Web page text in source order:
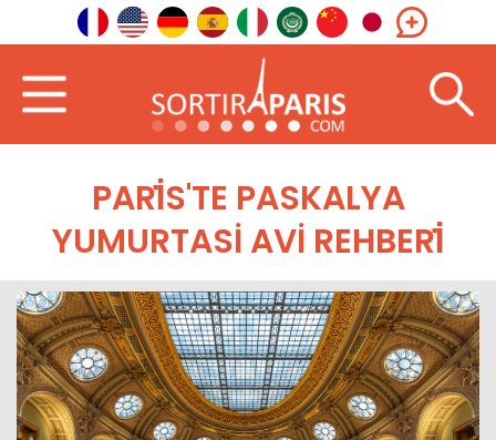
PARİS'TE PASKALYA
YUMURTASI AVI REHBERİ